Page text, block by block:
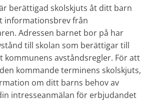
berättigad skolskjuts åt ditt barn
informationsbrev från
Adressen barnet bor på har
till skolan som berättigar till
kommunens avståndsregler. För att
kommande terminens skolskjuts,
om ditt barns behov av
intresseanmälan för erbjudandet